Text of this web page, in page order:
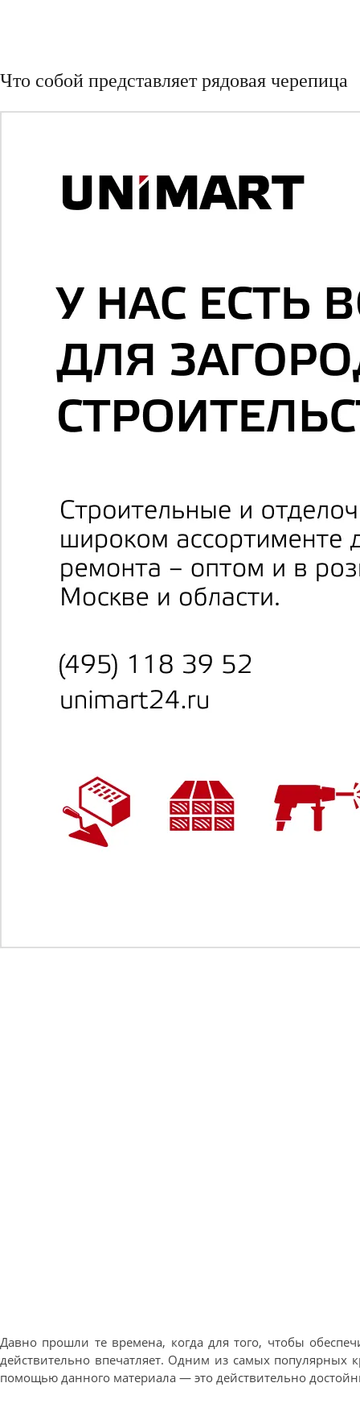
Что собой представляет рядовая черепица
Давно прошли те времена, когда для того, чтобы
действительно впечатляет. Одним из самых
помощью данного материала — это действительно